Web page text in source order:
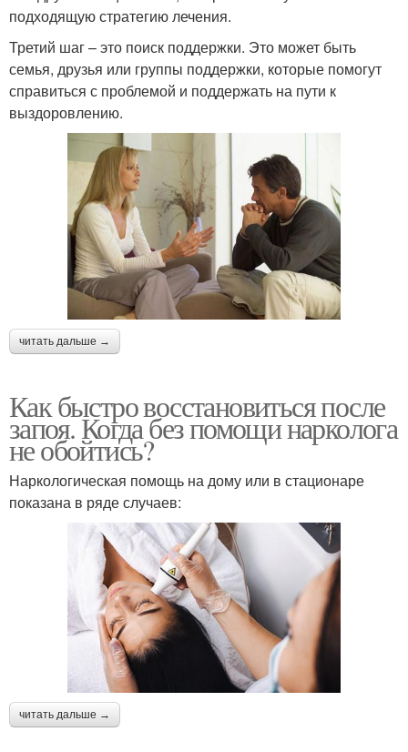
подходящую стратегию лечения.
Третий шаг – это поиск поддержки. Это может быть
семья, друзья или группы поддержки, которые помогут
справиться с проблемой и поддержать на пути к
выздоровлению.
читать дальше →
Как быстро восстановиться после
запоя. Когда без помощи нарколога
не обойтись?
Наркологическая помощь на дому или в стационаре
показана в ряде случаев:
читать дальше →